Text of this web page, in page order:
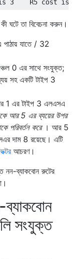
তা বিবেচনা করুন।
যাতে / 32
0 এর সাথে সংযুক্ত;
সহ একটি টাইপ 3
1 এর টাইপ 3 এলএসএ
আর 5 এর ব্যয়ের উপর
পরিবর্তন করে। আর 5
দাম 8 রয়েছে। এটি
আচরণ।
নন-ব্যাকবোন রুটের
সংযুক্ত